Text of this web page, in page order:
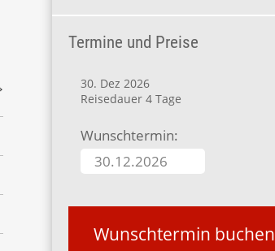
Termine und Preise
30. Dez 2026
Reisedauer 4 Tage
Wunschtermin:
Wunschtermin buchen